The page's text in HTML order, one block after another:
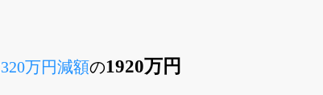
320万円減額の1920万円